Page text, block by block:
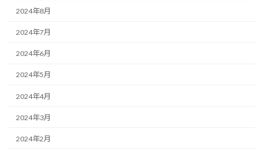
2024年8月
2024年7月
2024年6月
2024年5月
2024年4月
2024年3月
2024年2月